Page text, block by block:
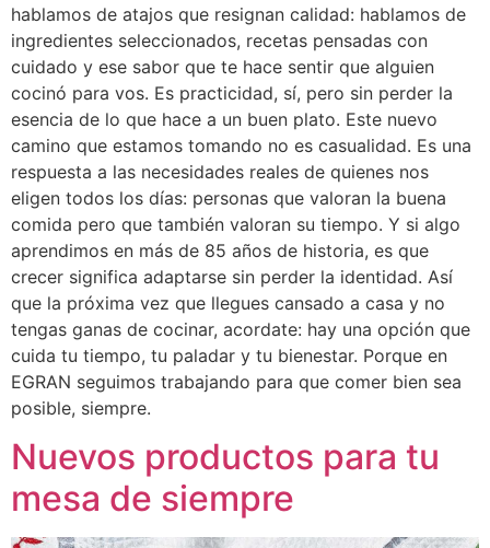
hablamos de atajos que resignan calidad: hablamos de
ingredientes seleccionados, recetas pensadas con
cuidado y ese sabor que te hace sentir que alguien
cocinó para vos. Es practicidad, sí, pero sin perder la
esencia de lo que hace a un buen plato. Este nuevo
camino que estamos tomando no es casualidad. Es una
respuesta a las necesidades reales de quienes nos
eligen todos los días: personas que valoran la buena
comida pero que también valoran su tiempo. Y si algo
aprendimos en más de 85 años de historia, es que
crecer significa adaptarse sin perder la identidad. Así
que la próxima vez que llegues cansado a casa y no
tengas ganas de cocinar, acordate: hay una opción que
cuida tu tiempo, tu paladar y tu bienestar. Porque en
EGRAN seguimos trabajando para que comer bien sea
posible, siempre.
Nuevos productos para tu
mesa de siempre